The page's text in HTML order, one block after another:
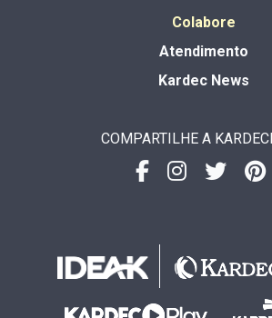
Colabore
Atendimento
Kardec News
COMPARTILHE A